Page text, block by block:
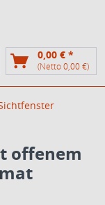
0,00 € *
(Netto 0,00 €)
offenem